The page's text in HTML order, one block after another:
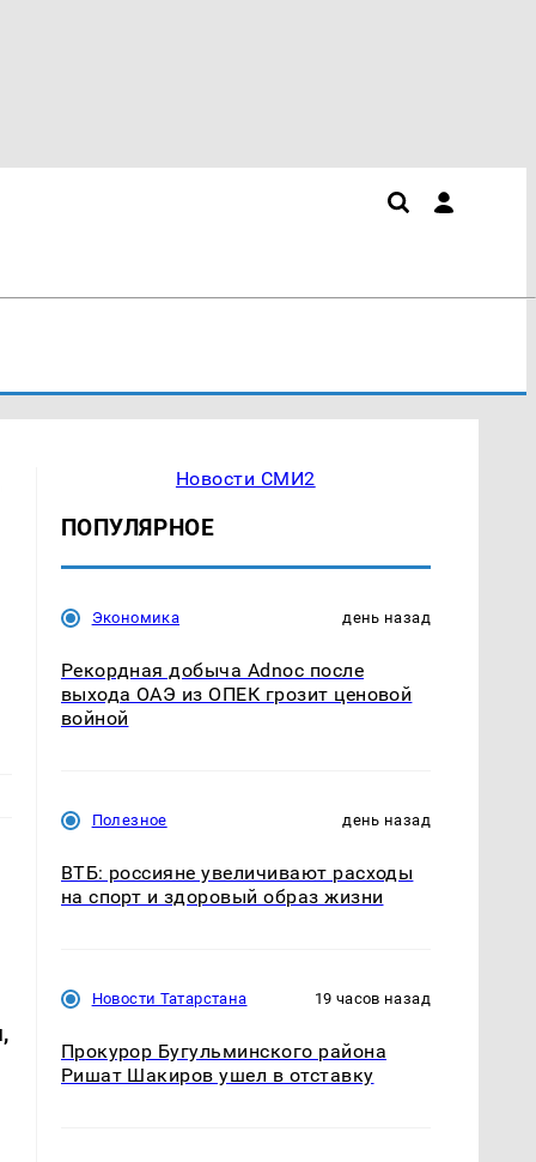
Новости СМИ2
ПОПУЛЯРНОЕ
Экономика день назад
Рекордная добыча Adnoc после
выхода ОАЭ из ОПЕК грозит ценовой
войной
Полезное день назад
ВТБ: россияне увеличивают расходы
на спорт и здоровый образ жизни
Новости Татарстана 19 часов назад
Прокурор Бугульминского района
Ришат Шакиров ушел в отставку